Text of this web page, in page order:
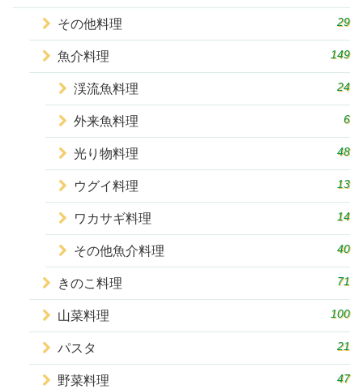
その他料理 29
魚介料理 149
渓流魚料理 24
外来魚料理 6
光り物料理 48
ウグイ料理 13
ワカサギ料理 14
その他魚介料理 40
きのこ料理 71
山菜料理 100
パスタ 21
野菜料理 47